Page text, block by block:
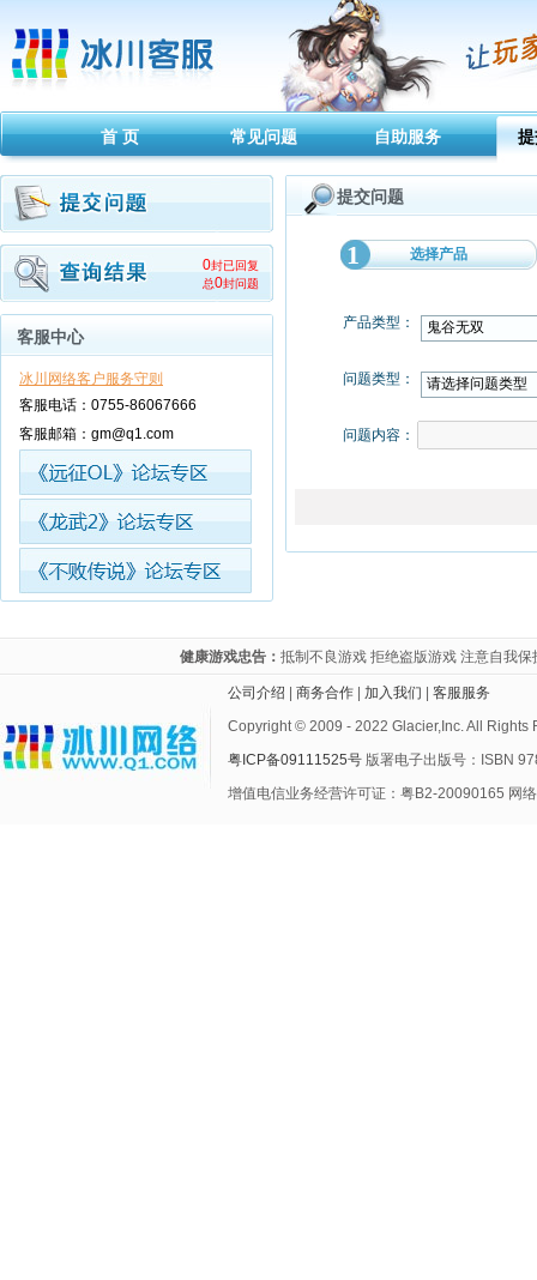
首 页 常见问题 自助服务
0封已回复
总0封问题
客服中心
冰川网络客户服务守则
客服电话：0755-86067666
客服邮箱：gm@q1.com
提交问题
1 选择产品
产品类型：
问题类型：
问题内容：
健康游戏忠告： 抵制不良游戏 拒绝盗版游戏 注意自我
公司介绍 商务合作 加入我们
客服服务
Copyright © 2009 - 2022 Glacier,Inc. All Rights
粤ICP备09111525号 版署电子出版号：ISBN
增值电信业务经营许可证：粤B2-20090165 网